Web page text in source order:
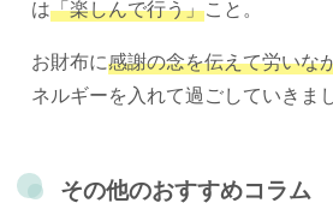
は「楽しんで行う」こと。
お財布に感謝の念を伝えて労いな
ネルギーを入れて過ごしていきま
その他のおすすめコラム